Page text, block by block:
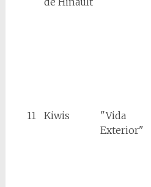
11 Kiwis
"Vida
Exterior"